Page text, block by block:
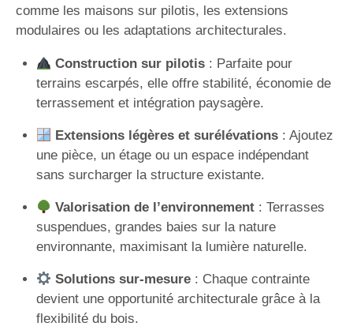
comme les maisons sur pilotis, les extensions
modulaires ou les adaptations architecturales.
Construction sur pilotis: Parfaite pour
terrains escarpés, elle offre stabilité, économie de
terrassement et intégration paysagère.
Extensions légères et surélévations: Ajoutez
une pièce, un étage ou un espace indépendant
sans surcharger la structure existante.
Valorisation de l’environnement: Terrasses
suspendues, grandes baies sur la nature
environnante, maximisant la lumière naturelle.
Solutions sur-mesure: Chaque contrainte
devient une opportunité architecturale grâce à la
flexibilité du bois.